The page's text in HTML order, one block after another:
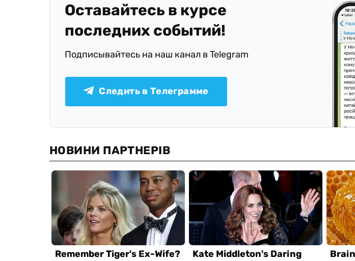
Оставайтесь в курсе
последних событий!
Подписывайтесь на наш канал в Telegram
Следить в Телеграмме